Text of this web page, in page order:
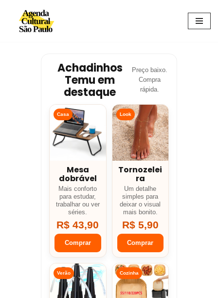
Avançar
Achadinhos
Temu em
destaque
Preço baixo.
Compra
rápida.
Casa
Mesa
dobrável
Mais conforto
para estudar,
trabalhar ou ver
séries.
R$ 43,90
Comprar
Look
Tornozelei
ra
Um detalhe
simples para
deixar o visual
mais bonito.
R$ 5,90
Comprar
Verão Cozinha